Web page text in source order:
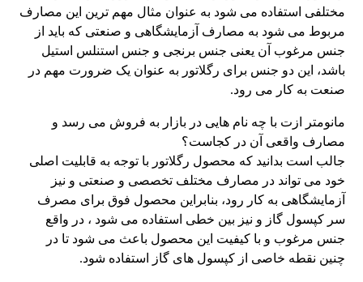
مختلفی استفاده می شود به عنوان مثال مهم ترین این مصارف
مربوط می شود به مصارف آزمایشگاهی و صنعتی که باید از
جنس مرغوب آن یعنی جنس برنجی و جنس استنلس استیل
باشد، این دو جنس برای رگلاتور به عنوان یک ضرورت مهم در
صنعت به کار می رود.
مانومتر ازت با چه نام هایی در بازار به فروش می رسد و
مصارف واقعی آن در کجاست؟
جالب است بدانید که محصول رگلاتور با توجه به قابلیت اصلی
خود می تواند در مصارف مختلف تخصصی و صنعتی و نیز
آزمایشگاهی به کار رود، بنابراین محصول فوق برای مصرف
سر کپسول گاز و نیز بین خطی استفاده می شود ، در واقع
جنس مرغوب و با کیفیت این محصول باعث می شود تا در
چنین نقطه خاصی از کپسول های گاز استفاده شود.